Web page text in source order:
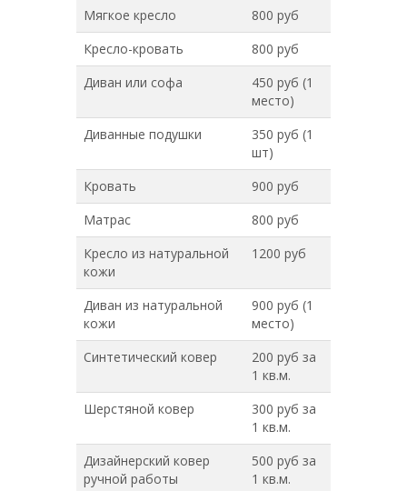
Мягкое кресло
800 руб
Кресло-кровать
800 руб
Диван или софа
450 руб (1
место)
Диванные подушки
350 руб (1
шт)
Кровать
900 руб
Матрас
800 руб
Кресло из натуральной
кожи
1200 руб
Диван из натуральной
кожи
900 руб (1
место)
Синтетический ковер
200 руб за
1 кв.м.
Шерстяной ковер
300 руб за
1 кв.м.
Дизайнерский ковер
ручной работы
500 руб за
1 кв.м.